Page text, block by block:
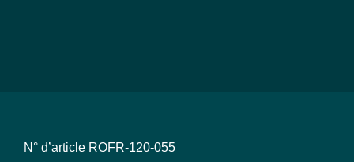
N° d’article ROFR-120-055